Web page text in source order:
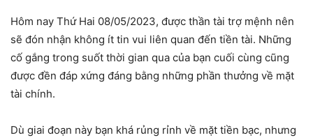
Hôm nay Thứ Hai 08/05/2023, được thần tài trợ mệnh nên
sẽ đón nhận không ít tin vui liên quan đến tiền tài. Những
cố gắng trong suốt thời gian qua của bạn cuối cùng cũng
được đền đáp xứng đáng bằng những phần thưởng về mặt
tài chính.
Dù giai đoạn này bạn khá rủng rỉnh về mặt tiền bạc, nhưng